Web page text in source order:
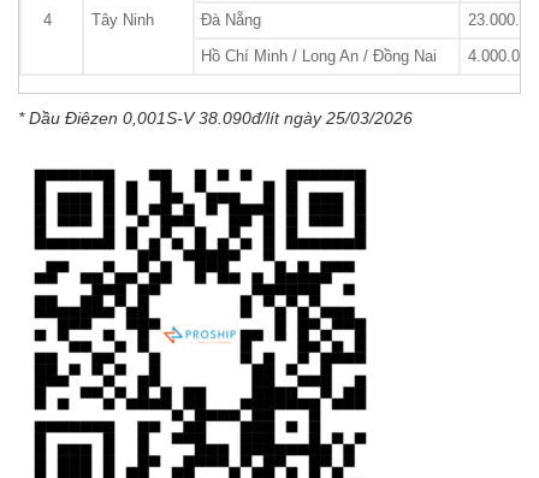
4 Tây Ninh Đà Nẵng
Hồ Chí Minh / Long An / Đồng Nai
* Dầu Điêzen 0,001S-V 38.090đ/lít ngày 25/03/2026